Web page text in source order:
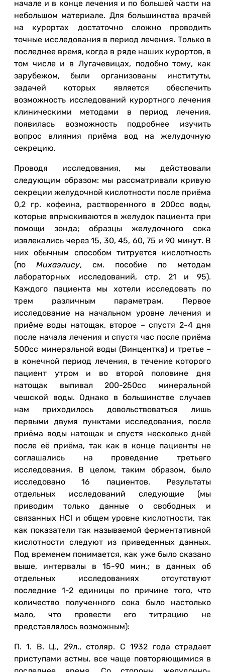
начале и в конце лечения и по большей части на
небольшом материале. Для большинства врачей
на курортах достаточно сложно проводить
точные исследования в период лечения. Только в
последнее время, когда в ряде наших курортов, в
том числе и в Лугачевицах, подобно тому, как
зарубежом, были организованы институты,
задачей которых является обеспечить
возможность исследований курортного лечения
клиническими методами в период лечения,
появилась возможность подробнее изучить
вопрос влияния приёма вод на желудочную
секрецию.
Проводя исследования, мы действовали
следующим образом: мы рассматривали кривую
секреции желудочной кислотности после приёма
0,2 гр. кофеина, растворенного в 200сс воды,
которые впрыскиваются в желудок пациента при
помощи зонда; образцы желудочного сока
извлекались через 15, 30, 45, 60, 75 и 90 минут. В
них обычным способом титруется кислотность
(по Михаэлису, см. пособие по методам
лабораторных исследований, стр. 21 и 95).
Каждого пациента мы хотели исследовать по
трем различным параметрам. Первое
исследование на начальном уровне лечения и
приёме воды натощак, второе – спустя 2-4 дня
после начала лечения и спустя час после приёма
500сс минеральной воды (Винцентка) и третье –
в конечной период лечения, в течение которого
пациент утром и во второй половине дня
натощак выпивал 200-250сс минеральной
чешской воды. Однако в большинстве случаев
нам приходилось довольствоваться лишь
первыми двумя пунктами исследования, после
приёма воды натощак и спустя несколько дней
после её приёма, так как в конце пациенты не
соглашались на проведение третьего
исследования. В целом, таким образом, было
исследовано 16 пациентов. Результаты
отдельных исследований следующие (мы
приводим только данные о свободных и
связанных HCl и общем уровне кислотности, так
как показатели так называемой ферментативной
кислотности следуют из приведенных данных.
Под временем понимается, как уже было сказано
выше, интервалы в 15-90 мин.; в данных об
отдельных исследованиях отсутствуют
последние 1-2 единицы по причине того, что
количество полученного сока было настолько
мало, что провести его титрацию не
представлялось возможным):
П. 1. В. Ц., 29л., столяр. С 1932 года страдает
приступами астмы, все чаще повторяющимися в